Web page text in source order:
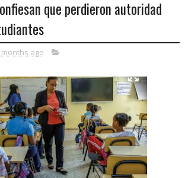
que perdieron autoridad
months ago